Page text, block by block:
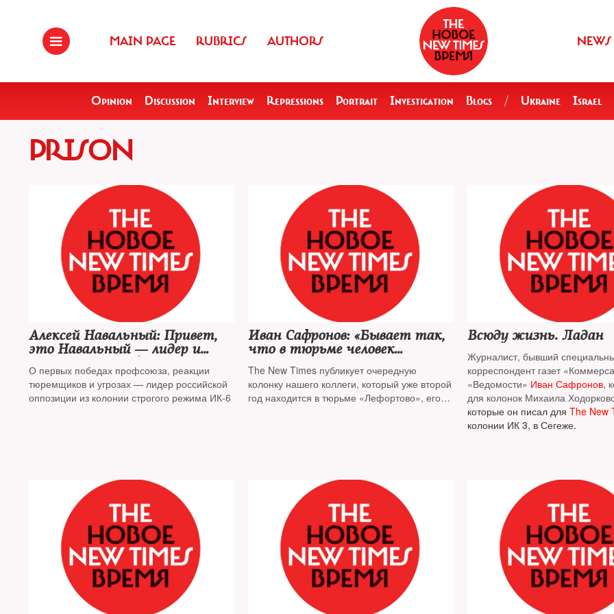
MAIN PAGE RUBRICS AUTHORS NEWS
Opinion Discussion Interview Repressions Portrait Investigation Blogs / Ukraine Israel
PRISON
Алексей Навальный: Привет,
это Навальный — лидер и
учредитель профсоюза
граждан, трудоустроенных на
предприятиях уголовно-
исполнительной системы,
О первых победах профсоюза, реакции
тюремщиков и угрозах — лидер российской
оппозиции из колонии строгого режима ИК-6
Иван Сафронов: «Бывает так,
что в тюрьме человек
начинает думать о смерти»
The New Times публикует очередную
колонку нашего коллеги, который уже второй
год находится в тюрьме «Лефортово», его
Всюду жизнь. Ладан
Журналист, бывший
корреспондент газет
«Ведомости» Иван Сафронов,
более года находится в СИЗО
по обвинению в шпионаже,
первую колонку, написанную
что "Всюду жизнь" и станет
колонок Сафронова, как
— был заголовком
для колонок Михаила
которые он писал для The New
колонии ИК 3, в Сегеже.